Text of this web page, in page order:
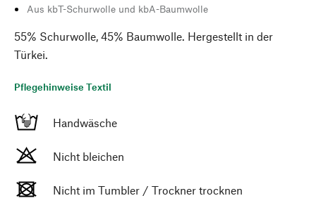
Aus kbT-Schurwolle und kbA-Baumwolle
55% Schurwolle, 45% Baumwolle. Hergestellt in der
Türkei.
Pflegehinweise Textil
Handwäsche
Nicht bleichen
Nicht im Tumbler / Trockner trocknen